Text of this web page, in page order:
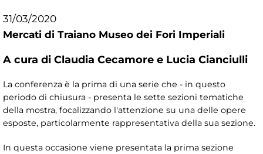
31/03/2020
Mercati di Traiano Museo dei Fori Imperiali
A cura di Claudia Cecamore e Lucia Cianciulli
La conferenza è la prima di una serie che - in questo
periodo di chiusura - presenta le sette sezioni tematiche
della mostra, focalizzando l'attenzione su una delle opere
esposte, particolarmente rappresentativa della sua sezione.
In questa occasione viene presentata la prima sezione